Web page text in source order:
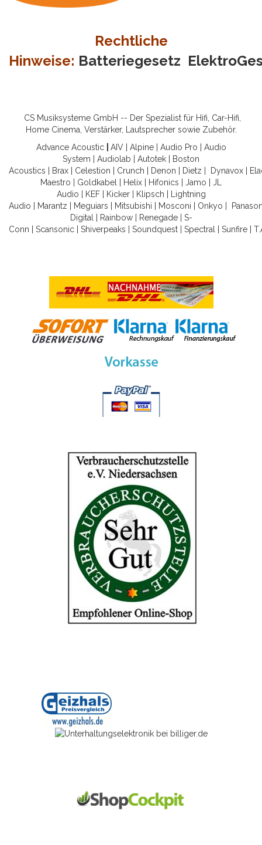
Rechtliche
Hinweise: Batteriegesetz
CS Musiksysteme GmbH -- Der Spezialist für Hifi, Car-Hifi,
Home Cinema, Verstärker, Lautsprecher sowie Zubehör.
Advance Acoustic
AIV| Alpine| Audio Pro
Audio
System
Audiolab Autotek
Boston
Acoustics
Brax Celestion Crunch Denon Dietz Dynavox
Maestro
Goldkabel Helix Hifonics Jamo
JL
Audio
KEF| Kicker| Klipsch
Lightning
Audio
Marantz Meguiars Mitsubishi Mosconi Onkyo
Digital
Rainbow| Renegade| S-
Conn
Scansonic Shiverpeaks Soundquest Spectral Sunfire